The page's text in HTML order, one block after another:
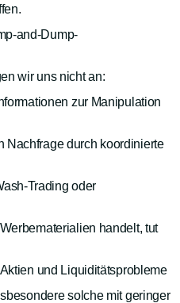
and-Dump-
wir uns nicht an:
zur Manipulation
Nachfrage durch koordinierte
Trading oder
handelt, tut
und Liquiditätsprobleme
solche mit geringer